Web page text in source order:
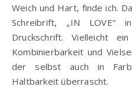
Weich und Hart, finde ich.
Schreibrift, „IN LOVE“
Druckschrift. Vielleicht
Kombinierbarkeit und
der selbst auch in
Haltbarkeit überrascht.